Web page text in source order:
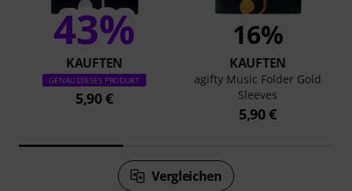
43%
KAUFTEN
GENAU DIESES PRODUKT
5,90 €
16%
KAUFTEN
agifty Music Folder Gold
Sleeves
5,90 €
Vergleichen